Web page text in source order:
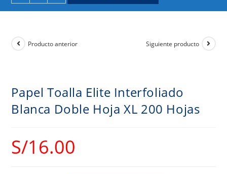
Producto anterior Siguiente producto
Papel Toalla Elite Interfoliado
Blanca Doble Hoja XL 200 Hojas
S/16.00